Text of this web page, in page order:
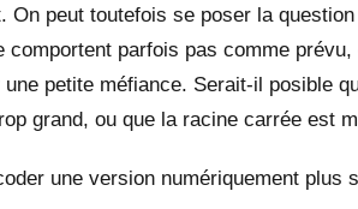
On peut toutefois se poser la
parfois pas comme
petite méfiance. Serait-il posible
grand, ou que la racine carrée est
une version numériquement plus